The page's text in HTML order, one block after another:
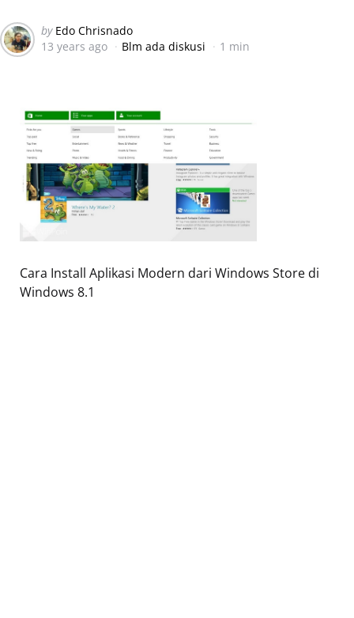
Posted
by
by Edo Chrisnado
13 years ago
Blm ada diskusi 1 min
Cara Install Aplikasi Modern dari Windows Store di
Windows 8.1